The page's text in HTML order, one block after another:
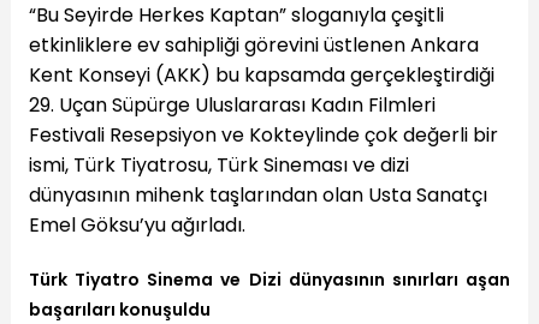
“Bu Seyirde Herkes Kaptan” sloganıyla çeşitli
etkinliklere ev sahipliği görevini üstlenen Ankara
Kent Konseyi (AKK) bu kapsamda gerçekleştirdiği
29. Uçan Süpürge Uluslararası Kadın Filmleri
Festivali Resepsiyon ve Kokteylinde çok değerli bir
ismi, Türk Tiyatrosu, Türk Sineması ve dizi
dünyasının mihenk taşlarından olan Usta Sanatçı
Emel Göksu’yu ağırladı.
Türk Tiyatro Sinema ve Dizi dünyasının sınırları aşan
başarıları konuşuldu